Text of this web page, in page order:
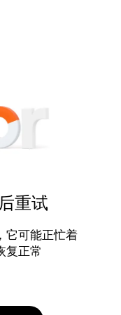
重试
它可能正忙着
复正常